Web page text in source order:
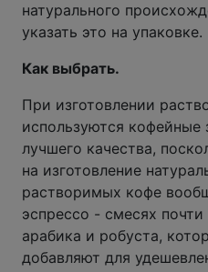
натурального
указать это на упаковке.
Как выбрать.
При изготовлении
используются кофейные
лучшего качества,
на изготовление
растворимых кофе
эспрессо - смесях почти
арабика и робуста,
добавляют для